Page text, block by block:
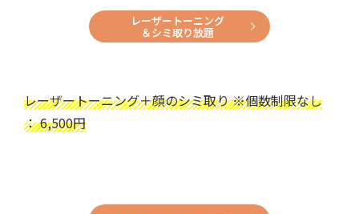
レーザートーニング
＆シミ取り放題
レーザートーニング＋顔のシミ取り ※個数制限なし
： 6,500円